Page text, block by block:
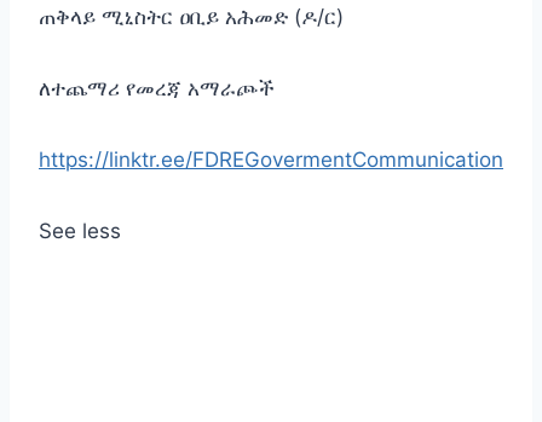
ጠቅላይ ሚኒስትር ዐቢይ አሕመድ (ዶ/ር)
ለተጨማሪ የመረጃ አማራጮች
https://linktr.ee/FDREGovermentCommunication
See less